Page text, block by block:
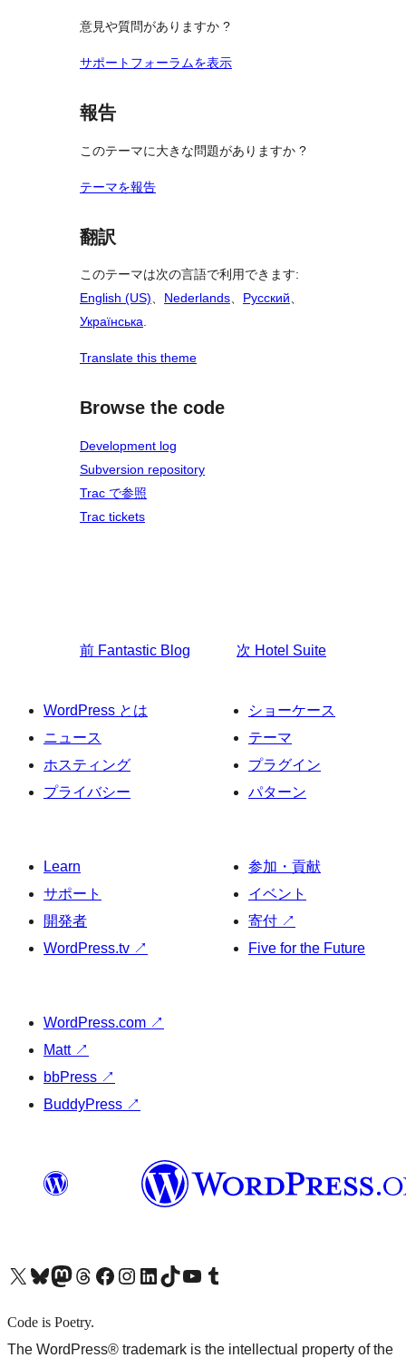
意見や質問がありますか ?
サポートフォーラムを表示
報告
このテーマに大きな問題がありますか ?
テーマを報告
翻訳
このテーマは次の言語で利用できます:
English (US)、 Nederlands、 Русский、
Українська.
Translate this theme
Browse the code
Development log
Subversion repository
Trac で参照
Trac tickets
前 Fantastic Blog 次 Hotel Suite
WordPress とは
ニュース
ホスティング
プライバシー
ショーケース
テーマ
プラグイン
パターン
Learn
サポート
開発者
WordPress.tv ↗
参加・貢献
イベント
寄付 ↗
Five for the Future
WordPress.com ↗
Matt ↗
bbPress ↗
BuddyPress ↗
X (旧 Twitter) アカウントへBluesky アカウントへMastodon アカウントへThreads アカウントへ Facebook ページへInstagram アカウントへ LinkedIn アカウントへTikTok アカウントへYouTube チャンネルへ Tumblr アカウントへ
Code is Poetry.
The WordPress® trademark is the intellectual property of the